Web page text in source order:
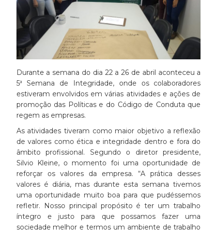
Durante a semana do dia 22 a 26 de abril aconteceu a
5ª Semana de Integridade, onde os colaboradores
estiveram envolvidos em várias atividades e ações de
promoção das Políticas e do Código de Conduta que
regem as empresas.
As atividades tiveram como maior objetivo a reflexão
de valores como ética e integridade dentro e fora do
âmbito profissional. Segundo o diretor presidente,
Silvio Kleine, o momento foi uma oportunidade de
reforçar os valores da empresa. “A prática desses
valores é diária, mas durante esta semana tivemos
uma oportunidade muito boa para que pudéssemos
refletir. Nosso principal propósito é ter um trabalho
íntegro e justo para que possamos fazer uma
sociedade melhor e termos um ambiente de trabalho